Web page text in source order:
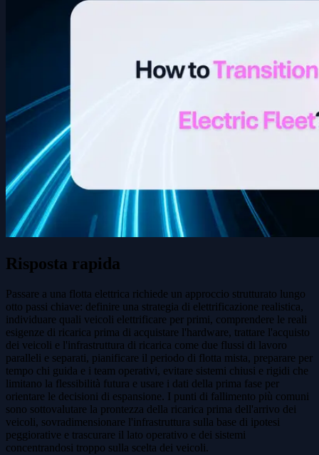
Risposta rapida
Passare a una flotta elettrica richiede un approccio strutturato lungo
otto passi chiave: definire una strategia di elettrificazione realistica,
individuare quali veicoli elettrificare per primi, comprendere le reali
esigenze di ricarica prima di acquistare l'hardware, trattare l'acquisto
dei veicoli e l'infrastruttura di ricarica come due flussi di lavoro
paralleli e separati, pianificare il periodo di flotta mista, preparare per
tempo chi guida e i team operativi, evitare sistemi chiusi e rigidi che
limitano la flessibilità futura e usare i dati della prima fase per
orientare le decisioni di espansione. I punti di fallimento più comuni
sono sottovalutare la prontezza della ricarica prima dell'arrivo dei
veicoli, sovradimensionare l'infrastruttura sulla base di ipotesi
peggiorative e trascurare il lato operativo e dei sistemi
concentrandosi troppo sulla scelta dei veicoli.